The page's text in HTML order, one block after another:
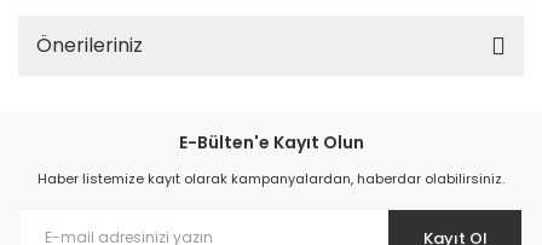
Önerileriniz
E-Bülten'e Kayıt Olun
Haber listemize kayıt olarak kampanyalardan, haberdar olabilirsiniz.
Kayıt Ol